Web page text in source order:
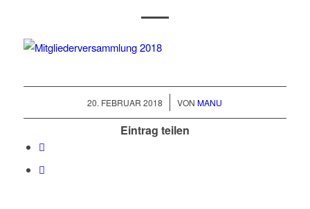
20. FEBRUAR 2018
/ VON MANU
Eintrag teilen